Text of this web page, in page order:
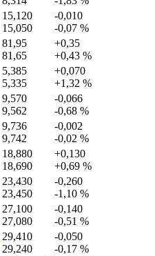
15,120
15,050
-0,010
-0,07 %
81,95
81,65
+0,35
+0,43 %
5,385
5,335
+0,070
+1,32 %
9,570
9,562
-0,066
-0,68 %
9,736
9,742
-0,002
-0,02 %
18,880
18,690
+0,130
+0,69 %
23,430
23,450
-0,260
-1,10 %
27,100
27,080
-0,140
-0,51 %
29,410
29,240
-0,050
-0,17 %